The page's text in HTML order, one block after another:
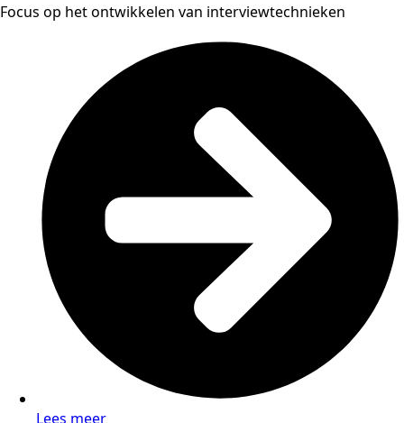
Focus op het ontwikkelen van interviewtechnieken
Lees meer